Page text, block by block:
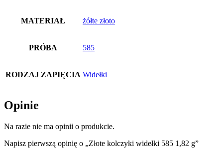
MATERIAŁ żółte złoto
PRÓBA 585
RODZAJ ZAPIĘCIA Widełki
Opinie
Na razie nie ma opinii o produkcie.
Napisz pierwszą opinię o „Złote kolczyki widełki 585 1,82 g”